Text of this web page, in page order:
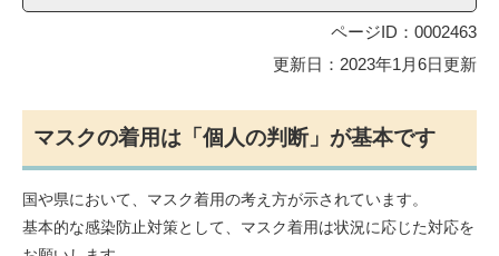
ページID：0002463
更新日：2023年1月6日更新
マスクの着用は「個人の判断」が基本です
国や県において、マスク着用の考え方が示されています。
基本的な感染防止対策として、マスク着用は状況に応じた対応を